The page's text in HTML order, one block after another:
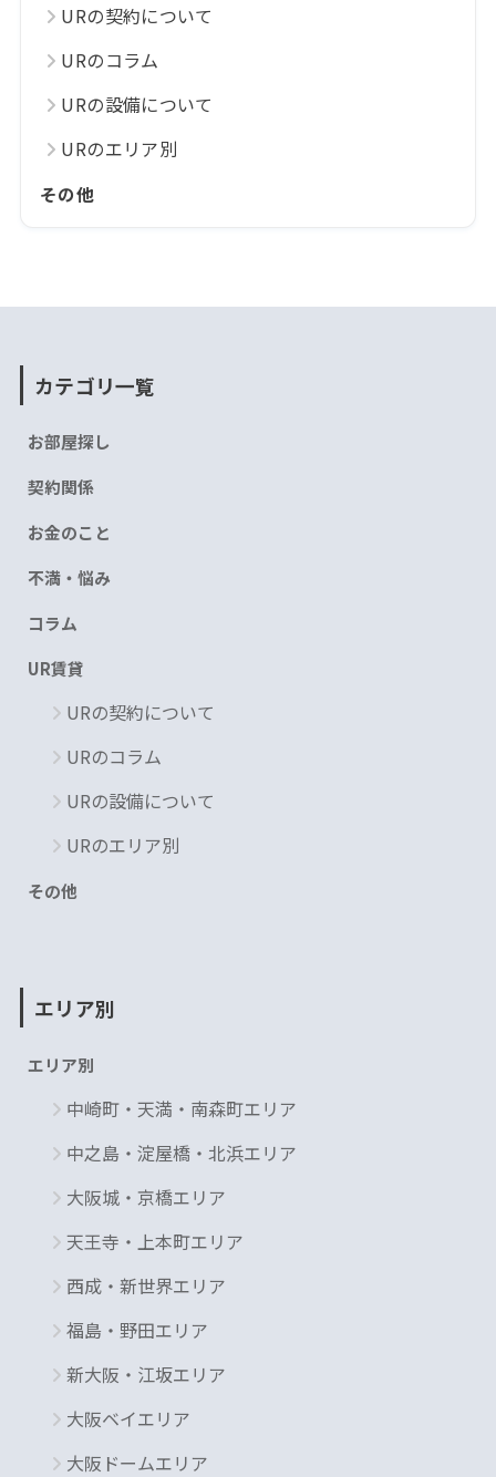
URの契約について
URのコラム
URの設備について
URのエリア別
その他
カテゴリ一覧
お部屋探し
契約関係
お金のこと
不満・悩み
コラム
UR賃貸
URの契約について
URのコラム
URの設備について
URのエリア別
その他
エリア別
エリア別
中崎町・天満・南森町エリア
中之島・淀屋橋・北浜エリア
大阪城・京橋エリア
天王寺・上本町エリア
西成・新世界エリア
福島・野田エリア
新大阪・江坂エリア
大阪ベイエリア
大阪ドームエリア